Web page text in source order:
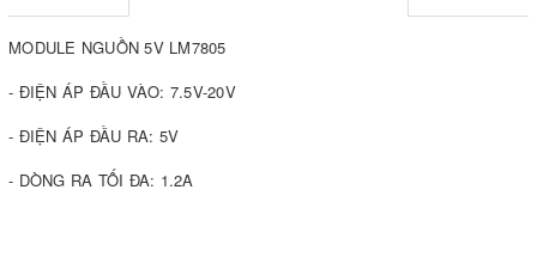
MODULE NGUỒN 5V LM7805
- ĐIỆN ÁP ĐẦU VÀO: 7.5V-20V
- ĐIỆN ÁP ĐẦU RA: 5V
- DÒNG RA TỐI ĐA: 1.2A